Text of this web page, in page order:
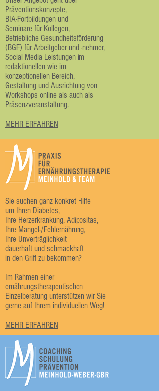
Präventionskonzepte,
BIA-Fortbildungen und
Seminare für Kollegen,
Betriebliche Gesundheitsförderung
(BGF) für Arbeitgeber und -nehmer,
Social Media Leistungen im
redaktionellen wie im
konzeptionellen Bereich,
Gestaltung und Ausrichtung von
Workshops online als auch als
Präsenzveranstaltung.
MEHR ERFAHREN
Sie suchen ganz konkret Hilfe
um Ihren Diabetes,
Ihre Herzerkrankung, Adipositas,
Ihre Mangel-/Fehlernährung,
Ihre Unverträglichkeit
dauerhaft und schmackhaft
in den Griff zu bekommen?
Im Rahmen einer
ernährungstherapeutischen
Einzelberatung unterstützen wir Sie
gerne auf Ihrem individuellen Weg!
MEHR ERFAHREN